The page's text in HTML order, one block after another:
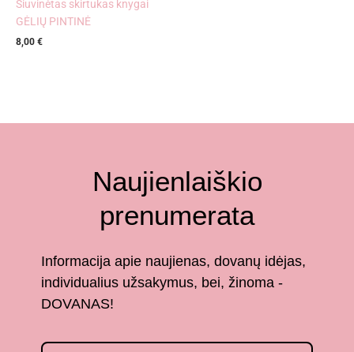
Siuvinėtas skirtukas knygai
GĖLIŲ PINTINĖ
8,00 €
Naujienlaiškio
prenumerata
Informacija apie naujienas, dovanų idėjas,
individualius užsakymus, bei, žinoma -
DOVANAS!